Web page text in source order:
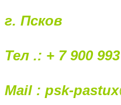
г. Псков
Тел .: + 7 900
Mail : psk-